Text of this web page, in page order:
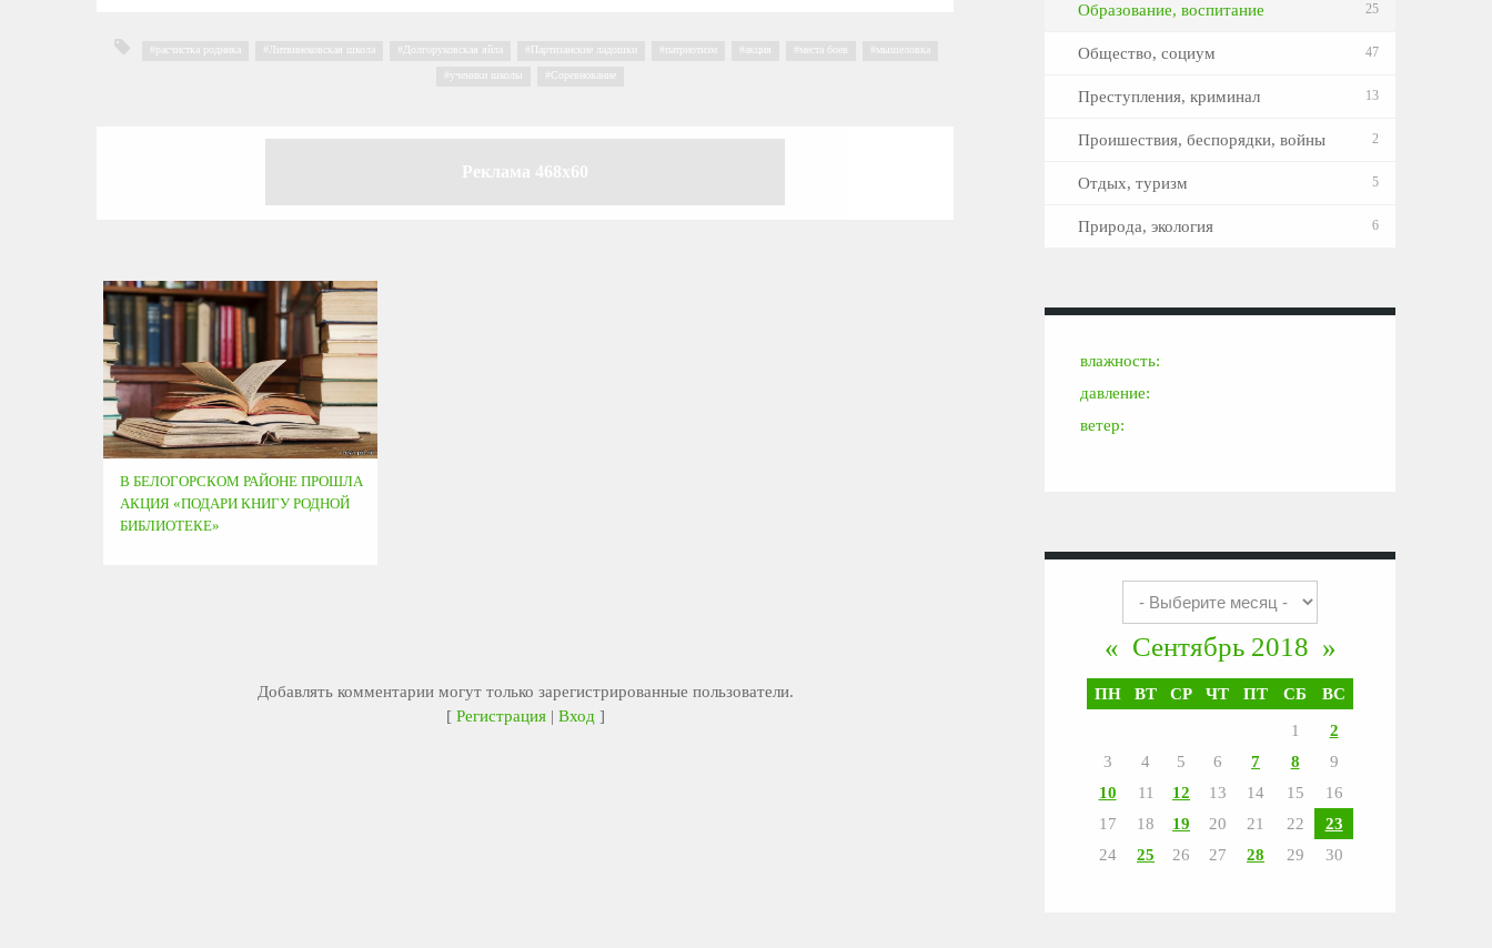
расчистка родника Литвинековская школа Долгоруковская яйла Партизанские ладошки патриотизм акция места боев мышеловка
ученики школы Соревнование
Реклама 468x60
В БЕЛОГОРСКОМ РАЙОНЕ ПРОШЛА
АКЦИЯ «ПОДАРИ КНИГУ РОДНОЙ
БИБЛИОТЕКЕ»
Добавлять комментарии могут только зарегистрированные пользователи.
[ Регистрация| Вход]
Образование, воспитание 25
Общество, социум 47
Преступления, криминал 13
Проишествия, беспорядки, войны 2
Отдых, туризм 5
Природа, экология 6
влажность:
давление:
ветер:
« Сентябрь 2018 »
ПН ВТ СР ЧТ ПТ СБ ВС
1
2
3
4 5 6 7 8
9
10
11 12 13 14 15
16
17
18 19 20 21 22
23
24
25 26 27 28 29 30